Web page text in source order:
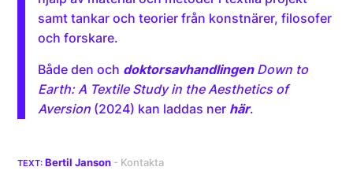
samt tankar och teorier från konstnärer, filosofer
och forskare.
Både den och doktorsavhandlingenDown to
Earth: A Textile Study in the Aesthetics of
Aversion (2024) kan laddas ner här.
Bertil Janson